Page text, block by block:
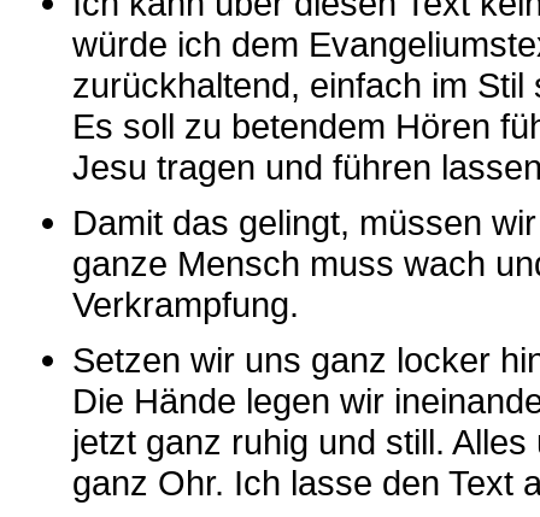
würde ich dem
zurückhaltend, einfach im
Es soll zu betendem Hören
Jesu tragen und führen
Damit das gelingt, müssen
ganze Mensch muss wach
Verkrampfung.
Setzen wir uns ganz locker
Die Hände legen wir
jetzt ganz ruhig und still.
ganz Ohr. Ich lasse den Text